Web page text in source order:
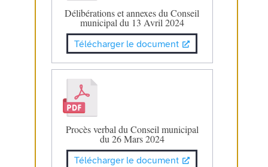
Délibérations et annexes du Conseil
municipal du 13 Avril 2024
Télécharger le document
Procès verbal du Conseil municipal
du 26 Mars 2024
Télécharger le document